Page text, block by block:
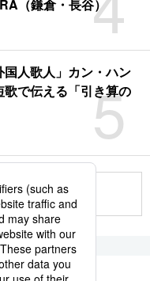
（鎌倉・長谷）
5
国人歌人」カン・ハン
歌で伝える「引き算の